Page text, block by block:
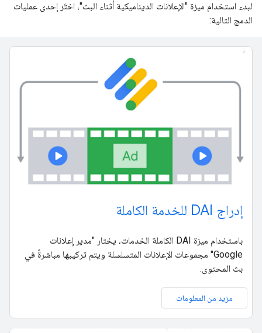
لبدء استخدام ميزة "الإعلانات الديناميكية أثناء البث"، اختَر إحدى عمليات
الدمج التالية:
إدراج DAI للخدمة الكاملة
باستخدام ميزة DAI الكاملة الخدمات، يختار "مدير إعلانات
Google" مجموعات الإعلانات المتسلسلة ويتم تركيبها مباشرةً في
بث المحتوى.
مزيد من المعلومات